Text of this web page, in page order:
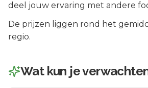
deel jouw ervaring met andere
De prijzen liggen rond het
regio.
Wat kun je